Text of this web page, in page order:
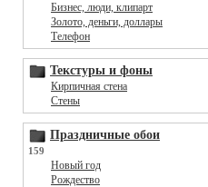
Бизнес, люди, клипарт
Золото, деньги, доллары
Телефон
Текстуры и фоны
Кирпичная стена
Стены
Праздничные обои
159
Новый год
Рождество